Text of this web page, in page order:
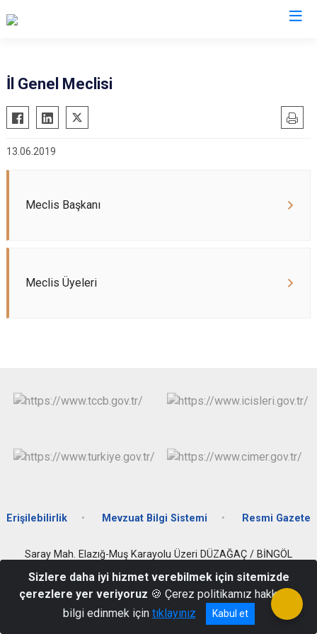
İl Genel Meclisi
13.06.2019
Meclis Başkanı
Meclis Üyeleri
Erişilebilirlik Mevzuat Bilgi Sistemi Resmi Gazete
Saray Mah. Elazığ-Muş Karayolu Üzeri DÜZAĞAÇ / BİNGÖL
(0 426) 213 12 27
Sizlere daha iyi hizmet verebilmek için sitemizde
çerezlere yer veriyoruz 🍪 Çerez politikamız hakkında
bilgi edinmek için tıklayınız Kabul et